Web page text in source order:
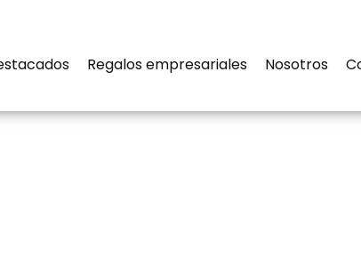
Regalos empresariales Nosotros